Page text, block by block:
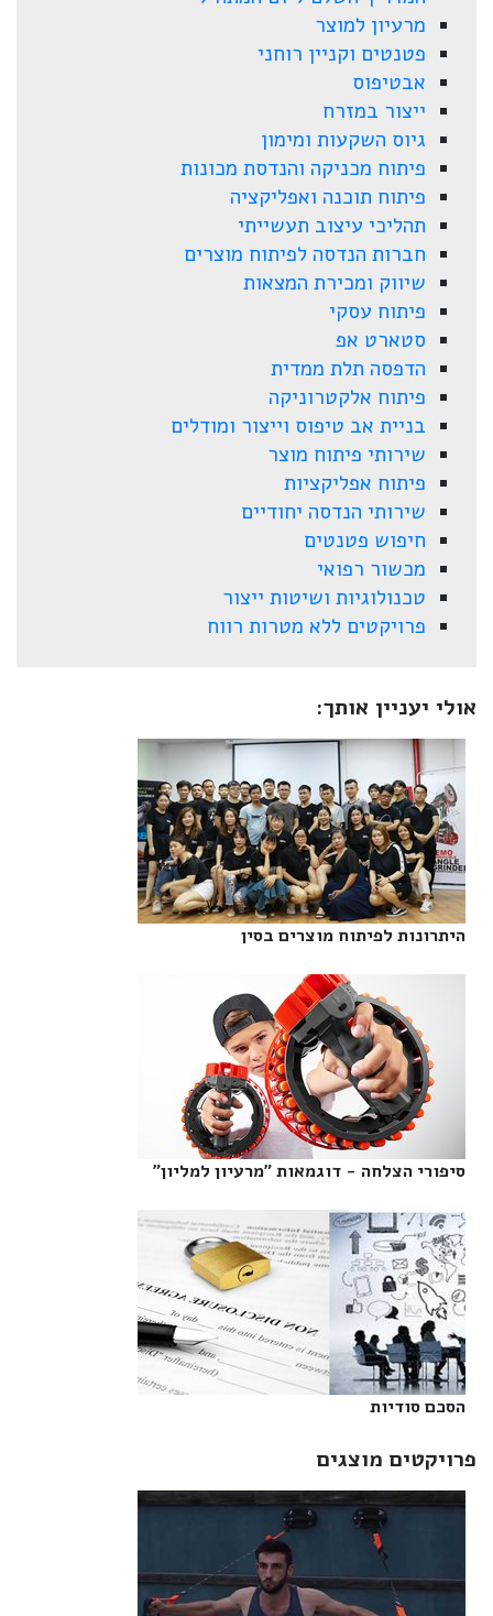
מרעיון למוצר
פטנטים וקניין רוחני
אבטיפוס
ייצור במזרח
גיוס השקעות ומימון
פיתוח מכניקה והנדסת מכונות
פיתוח תוכנה ואפליקציה
תהליכי עיצוב תעשייתי
חברות הנדסה לפיתוח מוצרים
שיווק ומכירת המצאות
פיתוח עסקי
סטארט אפ
הדפסה תלת ממדית
פיתוח אלקטרוניקה
בניית אב טיפוס וייצור ומודלים
שירותי פיתוח מוצר
פיתוח אפליקציות
שירותי הנדסה יחודיים
חיפוש פטנטים
מכשור רפואי
טכנולוגיות ושיטות ייצור
פרויקטים ללא מטרות רווח
אולי יעניין אותך:
היתרונות לפיתוח מוצרים בסין‎
סיפורי הצלחה - דוגמאות "מרעיון למליון"‎
הסכם סודיות‎
פרויקטים מוצגים